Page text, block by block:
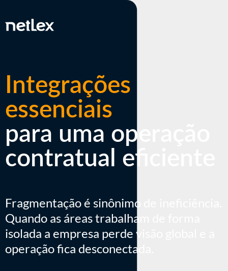
Integrações
essenciais
para uma operação
contratual eficiente
Fragmentação é sinônimo de ineficiência.
Quando as áreas trabalham de forma
isolada a empresa perde visão global e a
operação fica desconectada.